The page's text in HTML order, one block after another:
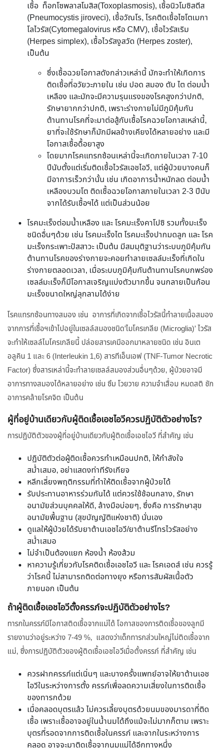
เชื้อ ท็อกโซพลาสโมสิส(Toxoplasmosis), เชื้อนิวโมซิสตีส
(Pneumocystis jiroveci), เชื้อวัณโร, โรคติดเชื้อไซโตเมกา
โลไวรัส(Cytomegalovirus หรือ CMV), เชื้อไวรัสเริม
(Herpes simplex), เชื้อไวรัสงูสวัด (Herpes zoster),
เป็นต้น
ซึ่งเชื้อฉวยโอกาสดังกล่าวเหล่านี้ มักจะทำให้เกิดการ
ติดเชื้อที่อวัยวะภายใน เช่น ปอด สมอง ตับ ไต ต่อมน้ำ
เหลือง และมักจะมีความรุนแรงของโรคสูงกว่าปกติ,
รักษายากกว่าปกติ, เพราะร่างกายไม่มีภูมิคุ้มกัน
ต้านทานโรคที่จะมาต่อสู้กับเชื้อโรคฉวยโอกาสเหล่านี้,
ยาที่จะใช้รักษาก็มักมีผลข้างเคียงได้หลายอย่าง และมี
โอกาสเชื้อดื้อยาสูง
โดยมากโรคแทรกซ้อนเหล่านี้จะเกิดภายในเวลา 7-10
ปีนับตั้งแต่เริ่มติดเชื้อไวรัสเอชไอวี, แต่ผู้ป่วยบางคนก็
มีอาการเร็วกว่านั้น เช่น เกิดอาการน้ำหนักลด ต่อมน้ำ
เหลืองบวมโต ติดเชื้อฉวยโอกาสภายในเวลา 2-3 ปีนับ
จากได้รับเชื้อฯได้ แต่เป็นส่วนน้อย
โรคมะเร็งต่อมน้ำเหลือง และ โรคมะเร็งคาโปซิ รวมทั้งมะเร็ง
ชนิดอื่นๆด้วย เช่น โรคมะเร็งไต โรคมะเร็งปากมดลูก และ โรค
มะเร็งกระเพาะปัสสาวะ เป็นต้น มีสมมุติฐานว่าระบบภูมิคุ้มกัน
ต้านทานโรคของร่างกายจะคอยทำลายเซลล์มะเร็งที่เกิดใน
ร่างกายตลอดเวลา, เมื่อระบบภูมิคุ้มกันต้านทานโรคบกพร่อง
เซลล์มะเร็งก็มีโอกาสเจริญแบ่งตัวมากขึ้น จนกลายเป็นก้อน
มะเร็งขนาดใหญ่ลุกลามได้ง่าย
โรคแทรกซ้อนทางสมอง เช่น อาการที่เกิดจากเชื้อไวรัสนี้ทำลายเนื้อสมอง
จากการที่เชื้อฯเข้าไปอยู่ในเซลล์สมองชนิด’ไมโครเกลีย (Microglia)’ ไวรัส
จะทำให้เซลล์ไมโครเกลียนี้ ปล่อยสารเคมีออกมาหลายชนิด เช่น อินเต
อลูคิน 1 และ 6 (Interleukin 1,6) สารทีเอ็นเอฟ (TNF-Tumor Necrotic
Factor) ซึ่งสารเหล่านี้จะทำลายเซลล์สมองส่วนอื่นๆด้วย, ผู้ป่วยอาจมี
อาการทางสมองได้หลายอย่าง เช่น ซึม โวยวาย ความจำเสื่อม หมดสติ ชัก
อาการคล้ายโรคจิต เป็นต้น
ผู้ที่อยู่บ้านเดียวกับผู้ติดเชื้อเอชไอวีควรปฏิบัติตัวอย่างไร?
การปฏิบัติตัวของผู้ที่อยู่บ้านเดียวกับผู้ติดเชื้อเอชไอวี ที่สำคัญ เช่น
ปฏิบัติตัวต่อผู้ติดเชื้อควรทำเหมือนปกติ, ให้กำลังใจ
สม่ำเสมอ, อย่าแสดงท่าทีรังเกียจ
หลีกเลี่ยงพฤติกรรมที่ทำให้ติดเชื้อจากผู้ป่วยได้
รับประทานอาหารร่วมกันได้ แต่ควรใช้ช้อนกลาง, รักษา
อนามัยส่วนบุคคลให้ดี, ล้างมือบ่อยๆ, ซึ่งคือ การรักษาสุข
อนามัยพื้นฐาน (สุขบัญญัติแห่งชาติ) นั่นเอง
ดูแลให้ผู้ป่วยได้รับยาต้านเอชไอวี/ยาต้านรีโทรไวรัสอย่าง
สม่ำเสมอ
ไม่จำเป็นต้องแยก ห้องน้ำ ห้องส้วม
หาความรู้เกี่ยวกับโรคติดเชื้อเอชไอวี และ โรคเอดส์ เช่น ควรรู้
ว่าโรคนี้ ไม่สามารถติดต่อทางยุง หรือการสัมผัสเนื้อตัว
ภายนอก เป็นต้น
ถ้าผู้ติดเชื้อเอชไอวีตั้งครรภ์จะปฏิบัติตัวอย่างไร?
ทารกในครรภ์มีโอกาสติดเชื้อจากแม่ได้ โอกาสของการติดเชื้อของลูกมี
รายงานว่าอยู่ระหว่าง 7-49 %, แสดงว่าเด็กทารกส่วนใหญ่ไม่ติดเชื้อจาก
แม่, ซึ่งการปฏิบัติตัวของผู้ติดเชื้อเอชไอวีเมื่อตั้งครรภ์ ที่สำคัญ เช่น
ควรฝากครรภ์แต่เนิ่นๆ และบางครั้งแพทย์อาจให้ยาต้านเอช
ไอวีในระหว่างการตั้ง ครรภ์เพื่อลดความเสี่ยงในการติดเชื้อ
ของทารกด้วย
เมื่อคลอดบุตรแล้ว ไม่ควรเลี้ยงบุตรด้วยนมของมารดาที่ติด
เชื้อ เพราะเชื้ออาจอยู่ในน้ำนมได้ถึงแม้จะไม่มากก็ตาม เพราะ
บุตรที่รอดจากการติดเชื้อในครรภ์ และจากในระหว่างการ
คลอด อาจจะมาติดเชื้อจากนมแม่ได้อีกทางหนึ่ง